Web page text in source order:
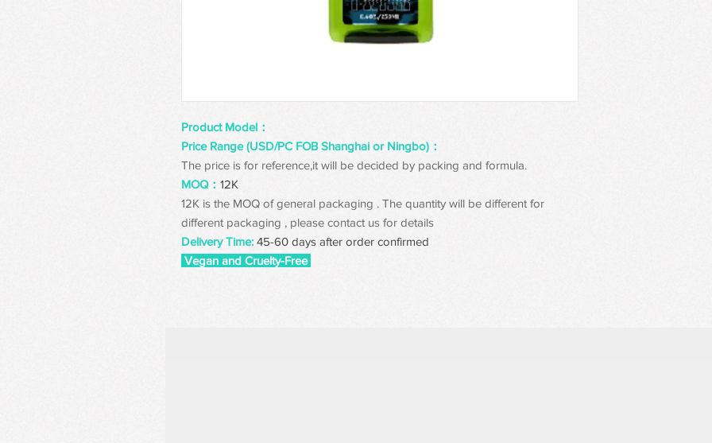
Product Model：
Price Range (USD/PC FOB Shanghai or Ningbo)：
The price is for reference,it will be decided by packing and formula.
MOQ： 12K
12K is the MOQ of general packaging . The quantity will be different for
different packaging , please contact us for details
Delivery Time: 45-60 days after order confirmed
Vegan and Cruelty-Free